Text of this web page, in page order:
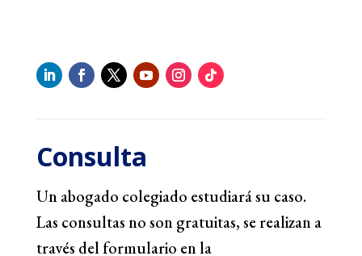
Consulta
Un abogado colegiado estudiará su caso.
Las consultas no son gratuitas, se realizan a
través del formulario en la